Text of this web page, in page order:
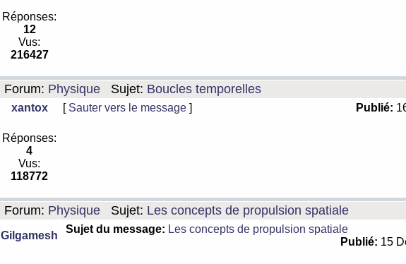
Réponses:
12
Vus:
216427
Forum: Physique Sujet: Boucles temporelles
xantox [ Sauter vers le message ] Publié:
Réponses:
4
Vus:
118772
Forum: Physique Sujet: Les concepts de propulsion spatiale
Gilgamesh
Sujet du message: Les concepts de propulsion spatiale
Publié: 15